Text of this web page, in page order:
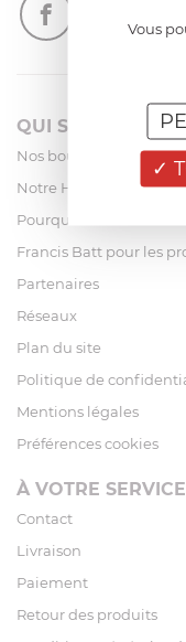
QUI SOMMES-
Nos boutiques
Notre Histoire
Pourquoi acheter chez
Francis Batt pour les
Partenaires
Réseaux
Plan du site
Politique de
Mentions légales
Préférences cookies
À VOTRE SERVICE
Contact
Livraison
Paiement
Retour des produits
Vous